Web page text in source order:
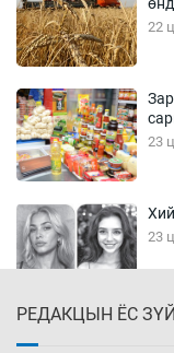
22
23
23
РЕДАКЦЫН ЁС ЗҮЙ